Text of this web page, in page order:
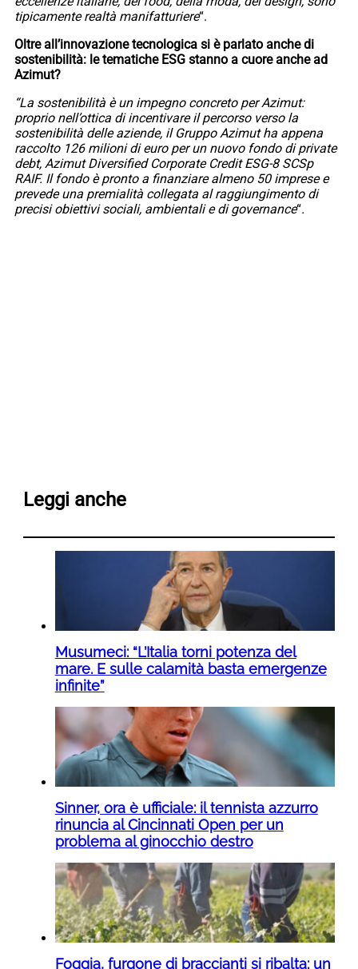
tipicamente realtà manifatturiere“.
Oltre all’innovazione tecnologica si è parlato anche di
sostenibilità: le tematiche ESG stanno a cuore anche ad
Azimut?
“La sostenibilità è un impegno concreto per Azimut:
proprio nell’ottica di incentivare il percorso verso la
sostenibilità delle aziende, il Gruppo Azimut ha appena
raccolto 126 milioni di euro per un nuovo fondo di private
debt, Azimut Diversified Corporate Credit ESG-8 SCSp
RAIF. Il fondo è pronto a finanziare almeno 50 imprese e
prevede una premialità collegata al raggiungimento di
precisi obiettivi sociali, ambientali e di governance“.
Leggi anche
Musumeci: “L’Italia torni potenza del
mare. E sulle calamità basta emergenze
infinite”
Sinner, ora è ufficiale: il tennista azzurro
rinuncia al Cincinnati Open per un
problema al ginocchio destro
Foggia, furgone di braccianti si ribalta: un